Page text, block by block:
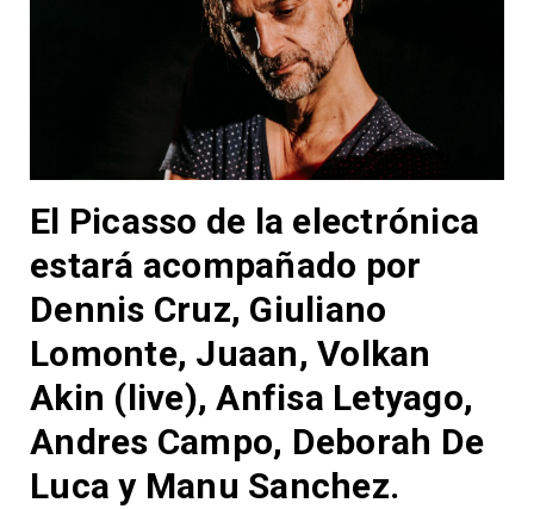
El Picasso de la electrónica
estará acompañado por
Dennis Cruz, Giuliano
Lomonte, Juaan, Volkan
Akin (live), Anfisa Letyago,
Andres Campo, Deborah De
Luca y Manu Sanchez.